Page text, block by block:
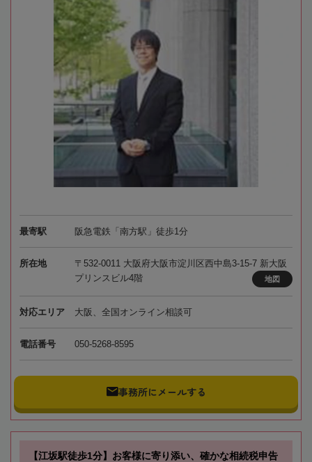
最寄駅 阪急電鉄「南方駅」徒歩1分
所在地
〒532-0011 大阪府大阪市淀川区西中島3-15-7 新大阪
プリンスビル4階
地図
対応エリア 大阪、全国オンライン相談可
電話番号 050-5268-8595
事務所にメールする
【江坂駅徒歩1分】お客様に寄り添い、確かな相続税申告